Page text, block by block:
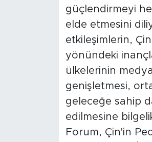
güçlendirmeyi
elde etmesini
etkileşimlerin,
yönündeki
ülkelerinin
genişletmesi,
geleceğe sahip
edilmesine
Forum, Çin'in